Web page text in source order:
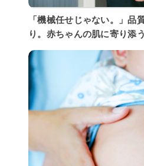
「機械任せじゃない。」品
り。赤ちゃんの肌に寄り添